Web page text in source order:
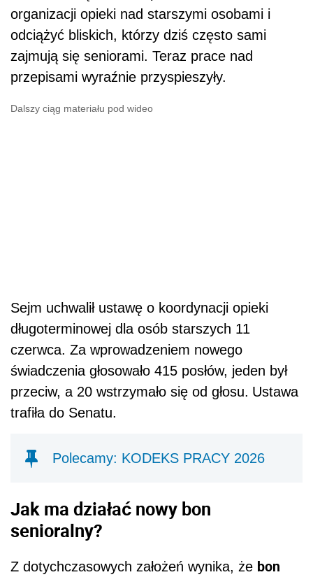
organizacji opieki nad starszymi osobami i
odciążyć bliskich, którzy dziś często sami
zajmują się seniorami. Teraz prace nad
przepisami wyraźnie przyspieszyły.
Dalszy ciąg materiału pod wideo
Sejm uchwalił ustawę o koordynacji opieki
długoterminowej dla osób starszych 11
czerwca. Za wprowadzeniem nowego
świadczenia głosowało 415 posłów, jeden był
przeciw, a 20 wstrzymało się od głosu. Ustawa
trafiła do Senatu.
Polecamy: KODEKS PRACY 2026
Jak ma działać nowy bon
senioralny?
Z dotychczasowych założeń wynika, że bon